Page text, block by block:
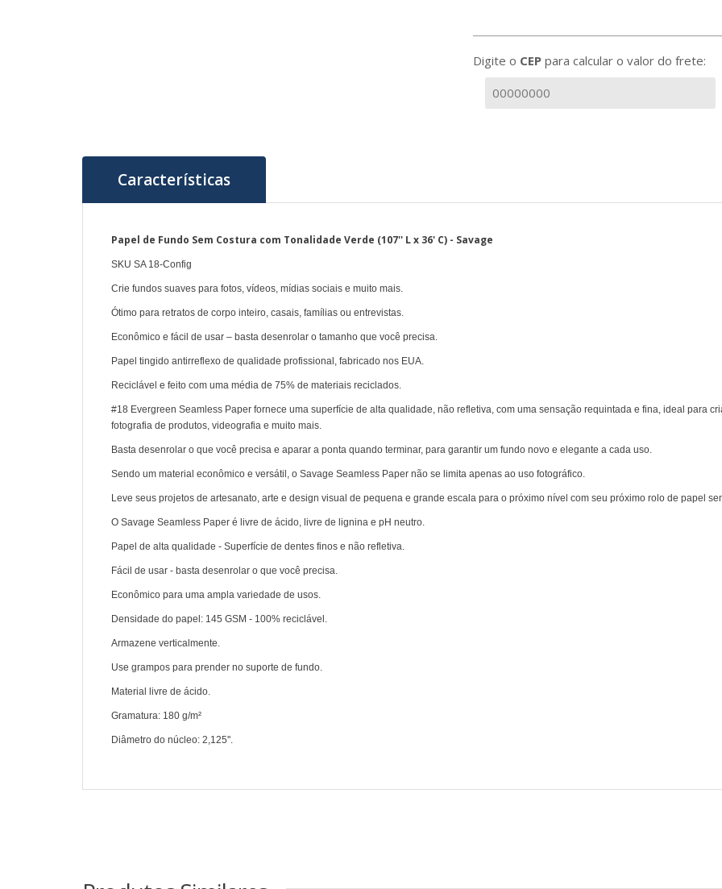
Digite o CEPpara calcular o valor do frete:
Características
Papel de Fundo Sem Costura com Tonalidade Verde (107'' L x 36' C) - Savage
SKU SA 18-Config
Crie fundos suaves para fotos, vídeos, mídias sociais e muito mais.
Ótimo para retratos de corpo inteiro, casais, famílias ou entrevistas.
Econômico e fácil de usar – basta desenrolar o tamanho que você precisa.
Papel tingido antirreflexo de qualidade profissional, fabricado nos EUA.
Reciclável e feito com uma média de 75% de materiais reciclados.
#18 Evergreen Seamless Paper fornece uma superfície de alta qualidade, não refletiva, com uma sensação requintada e fina, ideal para
fotografia de produtos, videografia e muito mais.
Basta desenrolar o que você precisa e aparar a ponta quando terminar, para garantir um fundo novo e elegante a cada uso.
Sendo um material econômico e versátil, o Savage Seamless Paper não se limita apenas ao uso fotográfico.
Leve seus projetos de artesanato, arte e design visual de pequena e grande escala para o próximo nível com seu próximo rolo de papel
O Savage Seamless Paper é livre de ácido, livre de lignina e pH neutro.
Papel de alta qualidade - Superfície de dentes finos e não refletiva.
Fácil de usar - basta desenrolar o que você precisa.
Econômico para uma ampla variedade de usos.
Densidade do papel: 145 GSM - 100% reciclável.
Armazene verticalmente.
Use grampos para prender no suporte de fundo.
Material livre de ácido.
Gramatura: 180 g/m²
Diâmetro do núcleo: 2,125''.